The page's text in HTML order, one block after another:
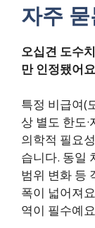
자주
오십견 도수
만 인정됐어
특정 비급여(
상 별도 한도
의학적 필요
습니다. 동일
범위 변화 등
폭이 넓어져
역이 필수예